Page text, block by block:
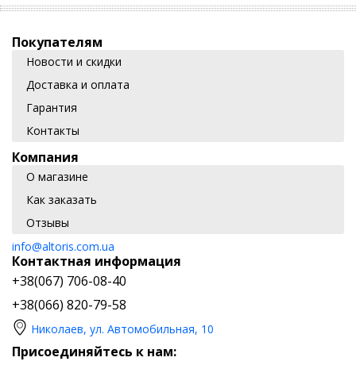
Покупателям
Новости и скидки
Доставка и оплата
Гарантия
Контакты
Компания
О магазине
Как заказать
Отзывы
info@altoris.com.ua
Контактная информация
+38(067) 706-08-40
+38(066) 820-79-58
Николаев, ул. Автомобильная, 10
Присоединяйтесь к нам: